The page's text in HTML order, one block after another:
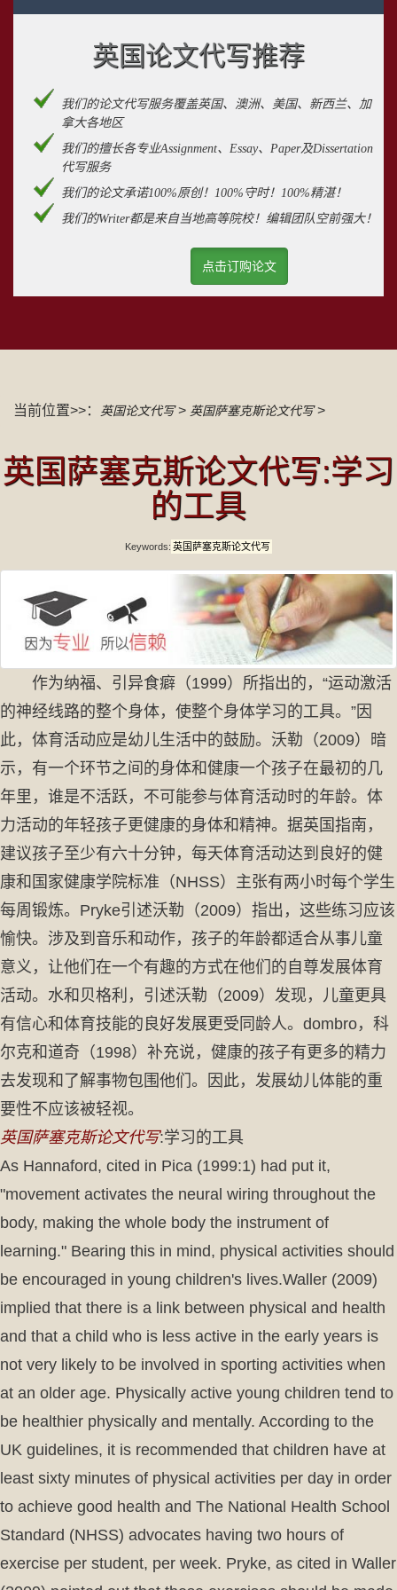
英国论文代写推荐
我们的论文代写服务覆盖英国、澳洲、美国、新西兰、加
拿大各地区
我们的擅长各专业Assignment、Essay、Paper及Dissertation
代写服务
我们的论文承诺100%原创！100%守时！100%精湛！
我们的Writer都是来自当地高等院校！编辑团队空前强大！
点击订购论文
当前位置>>： 英国论文代写> 英国萨塞克斯论文代写>
英国萨塞克斯论文代写:学习
的工具
Keywords: 英国萨塞克斯论文代写
作为纳福、引异食癖（1999）所指出的，“运动激活
的神经线路的整个身体，使整个身体学习的工具。”因
此，体育活动应是幼儿生活中的鼓励。沃勒（2009）暗
示，有一个环节之间的身体和健康一个孩子在最初的几
年里，谁是不活跃，不可能参与体育活动时的年龄。体
力活动的年轻孩子更健康的身体和精神。据英国指南，
建议孩子至少有六十分钟，每天体育活动达到良好的健
康和国家健康学院标准（NHSS）主张有两小时每个学生
每周锻炼。Pryke引述沃勒（2009）指出，这些练习应该
愉快。涉及到音乐和动作，孩子的年龄都适合从事儿童
意义，让他们在一个有趣的方式在他们的自尊发展体育
活动。水和贝格利，引述沃勒（2009）发现，儿童更具
有信心和体育技能的良好发展更受同龄人。dombro，科
尔克和道奇（1998）补充说，健康的孩子有更多的精力
去发现和了解事物包围他们。因此，发展幼儿体能的重
要性不应该被轻视。
英国萨塞克斯论文代写:学习的工具
As Hannaford, cited in Pica (1999:1) had put it,
"movement activates the neural wiring throughout the
body, making the whole body the instrument of
learning." Bearing this in mind, physical activities should
be encouraged in young children's lives.Waller (2009)
implied that there is a link between physical and health
and that a child who is less active in the early years is
not very likely to be involved in sporting activities when
at an older age. Physically active young children tend to
be healthier physically and mentally. According to the
UK guidelines, it is recommended that children have at
least sixty minutes of physical activities per day in order
to achieve good health and The National Health School
Standard (NHSS) advocates having two hours of
exercise per student, per week. Pryke, as cited in Waller